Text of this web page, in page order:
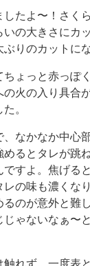
たよ〜！さく
の大きさにカ
りのカットに
ょっと赤っぽ
の火の入り具合
。
なかなか中心
めるとタレが跳
ですよ。焦げる
の味も濃くな
のが意外と難
じゃないなぁ〜